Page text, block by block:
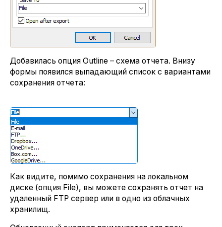
Добавилась опция Outline – схема отчета. Внизу
формы появился выпадающий список с вариантами
сохранения отчета:
Как видите, помимо сохранения на локальном
диске (опция File), вы можете сохранять отчет на
удаленный FTP сервер или в одно из облачных
хранилищ.